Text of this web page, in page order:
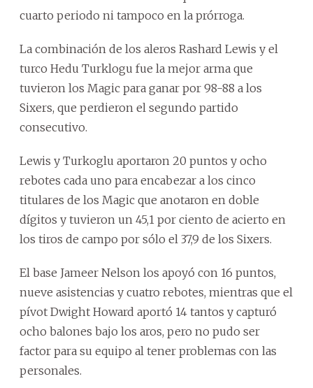
cuarto periodo ni tampoco en la prórroga.
La combinación de los aleros Rashard Lewis y el
turco Hedu Turklogu fue la mejor arma que
tuvieron los Magic para ganar por 98-88 a los
Sixers, que perdieron el segundo partido
consecutivo.
Lewis y Turkoglu aportaron 20 puntos y ocho
rebotes cada uno para encabezar a los cinco
titulares de los Magic que anotaron en doble
dígitos y tuvieron un 45,1 por ciento de acierto en
los tiros de campo por sólo el 37,9 de los Sixers.
El base Jameer Nelson los apoyó con 16 puntos,
nueve asistencias y cuatro rebotes, mientras que el
pívot Dwight Howard aportó 14 tantos y capturó
ocho balones bajo los aros, pero no pudo ser
factor para su equipo al tener problemas con las
personales.